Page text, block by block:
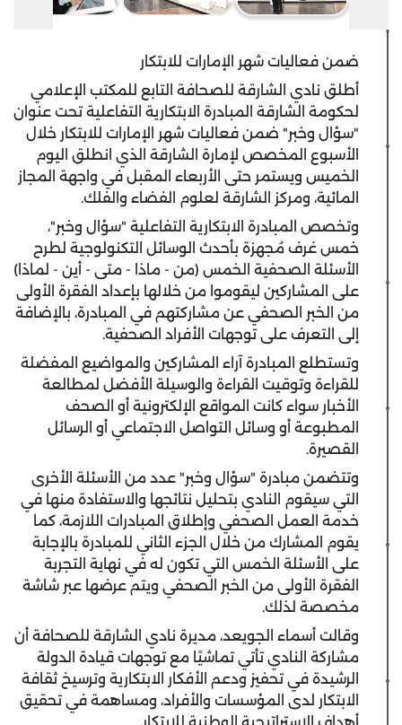
ضمن فعاليات شهر الإمارات للابتكار
أطلق نادي الشارقة للصحافة التابع للمكتب الإعلامي
لحكومة الشارقة المبادرة الابتكارية التفاعلية تحت عنوان
"سؤال وخبر" ضمن فعاليات شهر الإمارات للابتكار خلال
الأسبوع المخصص لإمارة الشارقة الذي انطلق اليوم
الخميس ويستمر حتى الأربعاء المقبل في واجهة المجاز
المائية، ومركز الشارقة لعلوم الفضاء والفلك.
وتخصص المبادرة الابتكارية التفاعلية "سؤال وخبر"،
خمس غرف مُجهزة بأحدث الوسائل التكنولوجية لطرح
الأسئلة الصحفية الخمس (من - ماذا - متى - أين - لماذا)
على المشاركين ليقوموا من خلالها بإعداد الفقرة الأولى
من الخبر الصحفي عن مشاركتهم في المبادرة، بالإضافة
إلى التعرف على توجهات الأفراد الصحفية.
وتستطلع المبادرة آراء المشاركين والمواضيع المفضلة
للقراءة وتوقيت القراءة والوسيلة الأفضل لمطالعة
الأخبار سواء كانت المواقع الإلكترونية أو الصحف
المطبوعة أو وسائل التواصل الاجتماعي أو الرسائل
القصيرة.
وتتضمن مبادرة "سؤال وخبر" عدد من الأسئلة الأخرى
التي سيقوم النادي بتحليل نتائجها والاستفادة منها في
خدمة العمل الصحفي وإطلاق المبادرات اللازمة، كما
يقوم المشارك من خلال الجزء الثاني للمبادرة بالإجابة
على الأسئلة الخمس التي تكون له في نهاية التجربة
الفقرة الأولى من الخبر الصحفي ويتم عرضها عبر شاشة
مخصصة لذلك.
وقالت أسماء الجويعد، مديرة نادي الشارقة للصحافة أن
مشاركة النادي تأتي تماشيًا مع توجهات قيادة الدولة
الرشيدة في تحفيز ودعم الأفكار الابتكارية وترسيخ ثقافة
الابتكار لدى المؤسسات والأفراد، ومساهمة في تحقيق